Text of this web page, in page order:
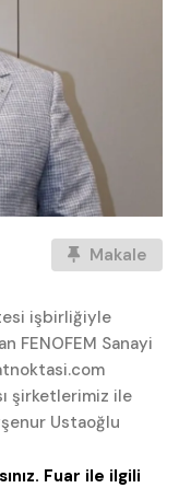
Makale
işbirliğiyle
FENOFEM Sanayi
şirketlerimiz ile
Ustaoğlu
Fuar ile ilgili